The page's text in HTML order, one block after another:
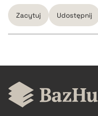
Zacytuj Udostępnij
CZYSTY TEKST
pobierz cytat